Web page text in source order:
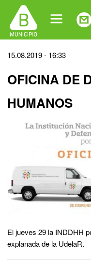
navigation
Back
top
15.08.2019 - 16:33
OFICINA DE
HUMANOS
El jueves 29 la INDDHH
explanada de la UdelaR.